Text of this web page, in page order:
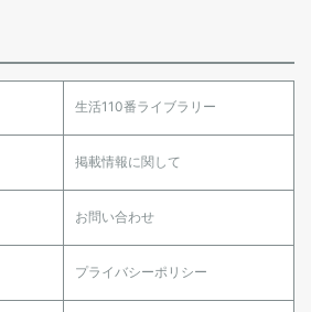
生活110番ライブラリー
掲載情報に関して
お問い合わせ
プライバシーポリシー